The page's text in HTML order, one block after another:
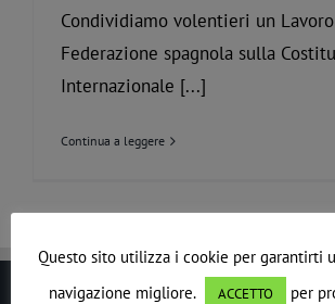
Condividiamo volentieri un
Federazione spagnola sulla
Internazionale [...]
Continua a leggere
Questo sito utilizza i cookie per garantirti
navigazione migliore.
ACCETTO
per